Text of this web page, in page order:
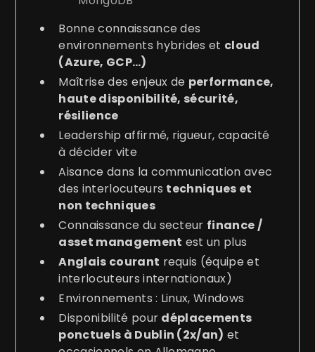
Bonne connaissance des
environnements hybrides et cloud
(Azure, GCP…)
Maîtrise des enjeux de performance,
haute disponibilité, sécurité,
résilience
Leadership affirmé, rigueur, capacité
à décider vite
Aisance dans la communication avec
des interlocuteurs techniques et
non techniques
Connaissance du secteur finance /
asset management est un plus
Anglais courant requis (équipe et
interlocuteurs internationaux)
Environnements : Linux, Windows
Disponibilité pour déplacements
ponctuels à Dublin (2x/an) et